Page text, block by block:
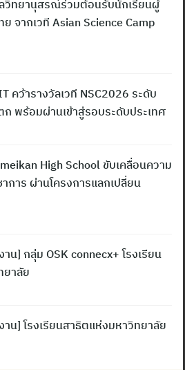
วิทยานุสรณ์ร่วมต้อนรับนักเรียนผู้
ย จากเวที Asian Science Camp
คว้ารางวัลเวที NSC2026 ระดับ
พร้อมผ่านเข้าสู่รอบระดับประเทศ
High School ขับเคลื่อนความ
การ ผ่านโครงการแลกเปลี่ยน
น] กลุ่ม OSK connecx+ โรงเรียน
ยาลัย
น] โรงเรียนสาธิตแห่งมหาวิทยาลัย